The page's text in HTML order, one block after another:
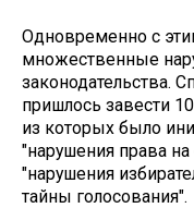
Одновременно с
множественные
законодательства.
пришлось завести
из которых было
"нарушения права
"нарушения
тайны голосования".